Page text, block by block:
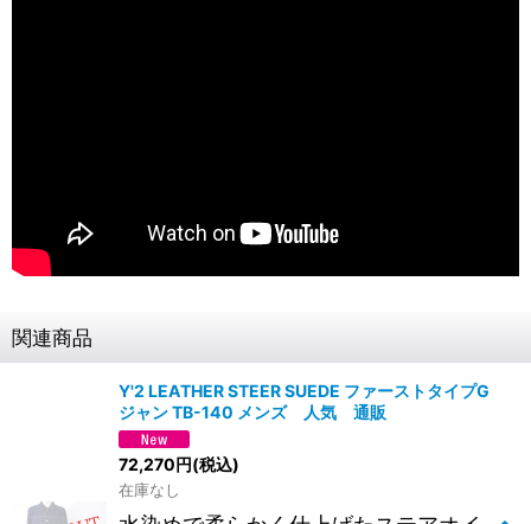
関連商品
Y'2 LEATHER STEER SUEDE ファーストタイプG
ジャン TB-140 メンズ 人気 通販
72,270円(税込)
在庫なし